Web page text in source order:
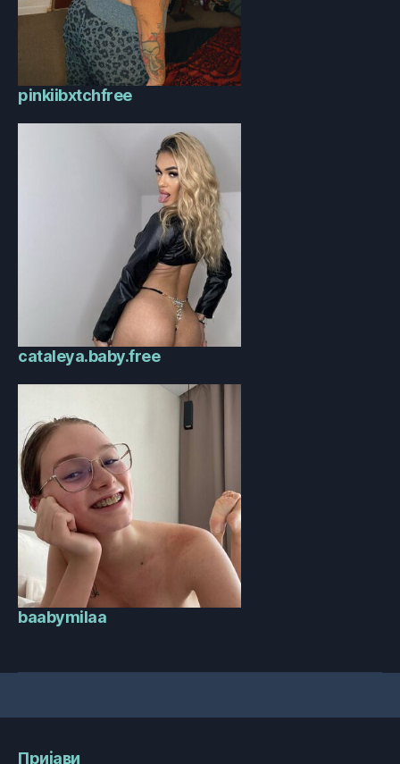
pinkiibxtchfree
cataleya.baby.free
baabymilaa
Пријави